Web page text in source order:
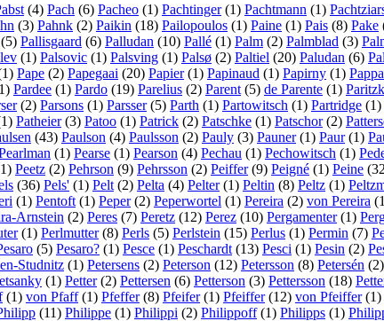
(4) Pach (6) Pacheo (1) Pachtinger(1) Pachtmann (1)
(3) Pahnk (2) Paikin (18) Pailopoulos (1) Paine (1) Pais (8) Pake
(5) Pallisgaard (6) Palludan (10) Pallé (1) Palm (2) Palmblad (3)
(1) Palsovic (1) Palsving (1) Palsø (2) Paltiel (20) Paludan (6)
Pape (2) Papegaai (20) Papier(1) Papinaud (1) Papirny (1)
Pardee (1) Pardo (19) Parelius (2) Parent (5) de Parente (1)
(2) Parsons (1) Parsser(5) Parth (1) Partowitsch (1) Partridge (1)
Patheier(3) Patoo (1) Patrick (2) Patschke (1) Patschor(2)
(43) Paulson (4) Paulsson (2) Pauly (3) Pauner(1) Paur(1)
(1) Pearse (1) Pearson (4) Pechau (1) Pechowitsch (1)
Peetz (2) Pehrson (9) Pehrsson (2) Peiffer(9) Peigné (1) Peine
(36) Pels' (1) Pelt (2) Pelta (4) Pelter(1) Peltin (8) Peltz (1)
(1) Pentoft (1) Peper(2) Peperwortel (1) Pereira (2) von Pereira
Arnstein (2) Peres (7) Peretz (12) Perez (10) Pergamenter(1)
(1) Perlmutter(8) Perls (5) Perlstein (15) Perlus (1) Permin (7)
(5) Pesaro? (1) Pesce (1) Peschardt (13) Pesci (1) Pesin (2)
Studnitz (1) Petersens (2) Peterson (12) Petersson (8) Petersén (2)
(1) Petter(2) Pettersen (6) Petterson (3) Pettersson (18)
(1) von Pfaff(1) Pfeffer(8) Pfeifer(1) Pfeiffer(12) von Pfeiffer(1)
(11) Philippe (1) Philippi (2) Philippoff(1) Philipps (1)